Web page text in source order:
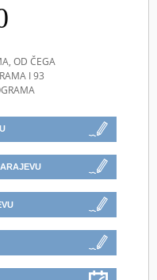
OD ČEGA
I 93